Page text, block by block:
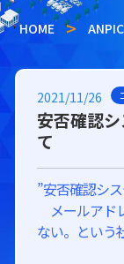
HOME
2021/11/26
安否確認
て
”安否確認シ
メールアド
ない。という